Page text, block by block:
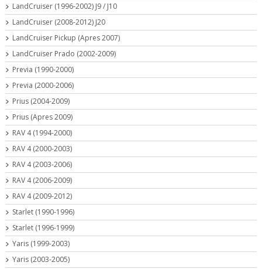
LandCruiser (1996-2002) J9 / J10
LandCruiser (2008-2012) J20
LandCruiser Pickup (Apres 2007)
LandCruiser Prado (2002-2009)
Previa (1990-2000)
Previa (2000-2006)
Prius (2004-2009)
Prius (Apres 2009)
RAV 4 (1994-2000)
RAV 4 (2000-2003)
RAV 4 (2003-2006)
RAV 4 (2006-2009)
RAV 4 (2009-2012)
Starlet (1990-1996)
Starlet (1996-1999)
Yaris (1999-2003)
Yaris (2003-2005)